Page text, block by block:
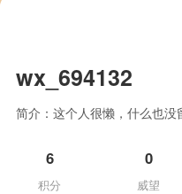
wx_694132
简介：这个人很懒，什么也没
6
积分
0
威望